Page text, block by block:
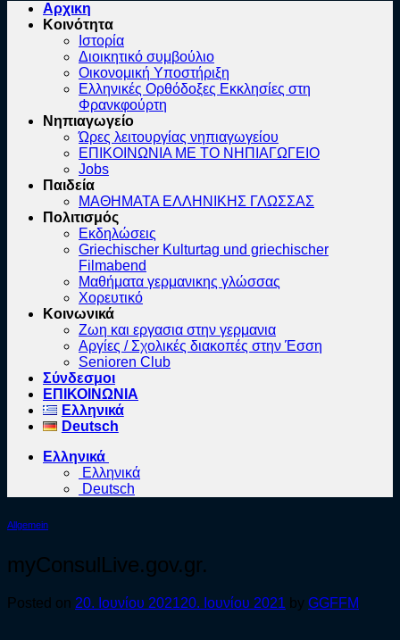
Αρχικη
Κοινότητα
Ιστορία
Διοικητικό συμβούλιο
Οικονομική Υποστήριξη
Ελληνικές Ορθόδοξες Εκκλησίες στη
Φρανκφούρτη
Νηπιαγωγείο
Ώρες λειτουργίας νηπιαγωγείου
ΕΠΙΚΟΙΝΩΝΙΑ ΜΕ ΤΟ ΝΗΠΙΑΓΩΓΕΙΟ
Jobs
Παιδεία
ΜΑΘΗΜΑΤΑ ΕΛΛΗΝΙΚΗΣ ΓΛΩΣΣΑΣ
Πολιτισμός
Εκδηλώσεις
Griechischer Kulturtag und griechischer
Filmabend
Μαθήματα γερμανικης γλώσσας
Χορευτικό
Κοινωνικά
Ζωη και εργασια στην γερμανια
Αργίες / Σχολικές διακοπές στην Έσση
Senioren Club
Σύνδεσμοι
ΕΠΙΚΟΙΝΩΝΙΑ
Ελληνικά
Deutsch
Ελληνικά
Ελληνικά
Deutsch
Allgemein
myConsulLive.gov.gr.
Posted on 20. Ιουνίου 202120. Ιουνίου 2021 by GGFFM